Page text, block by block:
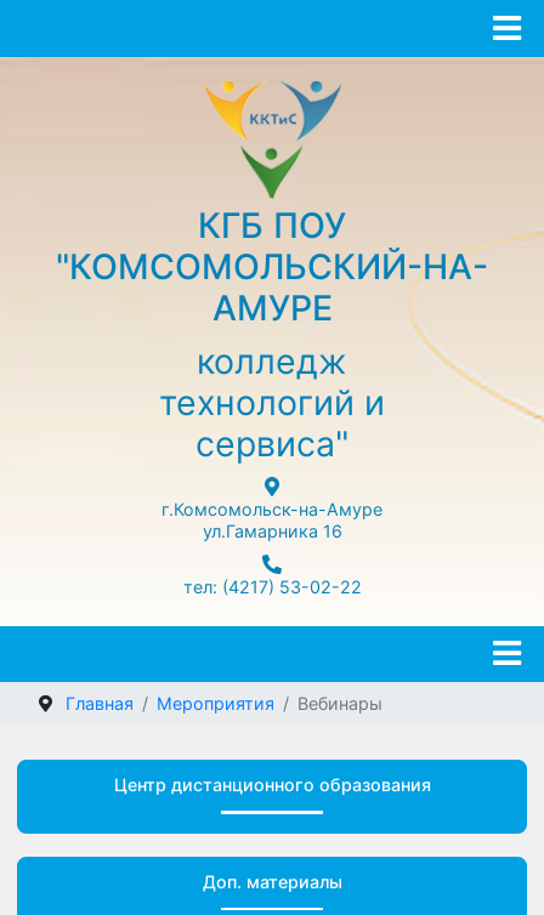
КГБ ПОУ
"КОМСОМОЛЬСКИЙ-НА-
АМУРЕ
колледж
технологий и
сервиса"
г.Комсомольск-на-Амуре
ул.Гамарника 16